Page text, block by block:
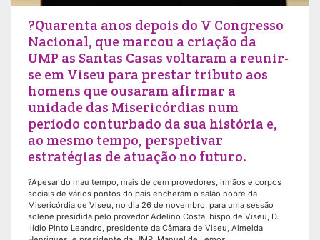
?Quarenta anos depois do V Congresso
Nacional, que marcou a criação da
UMP as Santas Casas voltaram a reunir-
se em Viseu para prestar tributo aos
homens que ousaram afirmar a
unidade das Misericórdias num
período conturbado da sua história e,
ao mesmo tempo, perspetivar
estratégias de atuação no futuro.
?Apesar do mau tempo, mais de cem provedores, irmãos e corpos
sociais de vários pontos do país encheram o salão nobre da
Misericórdia de Viseu, no dia 26 de novembro, para uma sessão
solene presidida pelo provedor Adelino Costa, bispo de Viseu, D.
Ilídio Pinto Leandro, presidente da Câmara de Viseu, Almeida